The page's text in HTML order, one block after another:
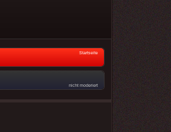
Startseite
nicht moderiert